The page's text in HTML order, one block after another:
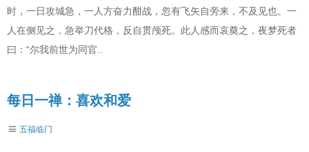
时，一日攻城急，一人方奋力酣战，忽有飞矢自旁来，不及见也。一
人在侧见之，急举刀代格，反自贯颅死。此人感而哀奠之，夜梦死者
曰：“尔我前世为同官..
每日一禅：喜欢和爱
五福临门